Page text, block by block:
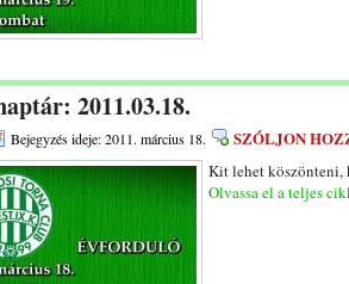
2011.03.18.
Bejegyzés ideje: 2011. március 18. SZÓLJON
Kit lehet köszönteni,
Olvassa el a teljes